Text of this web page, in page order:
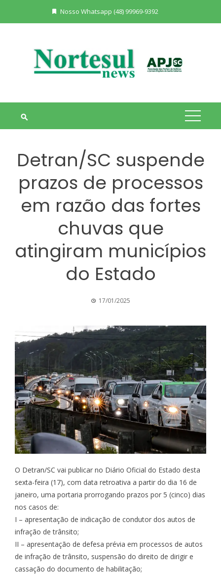
Nosso Whatsapp (48) 99969-9392
Detran/SC suspende
prazos de processos
em razão das fortes
chuvas que
atingiram municípios
do Estado
17/01/2025
O Detran/SC vai publicar no Diário Oficial do Estado desta
sexta-feira (17), com data retroativa a partir do dia 16 de
janeiro, uma portaria prorrogando prazos por 5 (cinco) dias
nos casos de:
I – apresentação de indicação de condutor dos autos de
infração de trânsito;
II – apresentação de defesa prévia em processos de autos
de infração de trânsito, suspensão do direito de dirigir e
cassação do documento de habilitação;